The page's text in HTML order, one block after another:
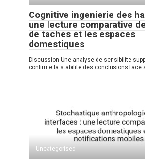
Cognitive ingenierie des
une lecture comparative
de taches et les espaces
domestiques
Discussion Une analyse de sensibilite
confirme la stabilite des conclusions face
Uncategorised